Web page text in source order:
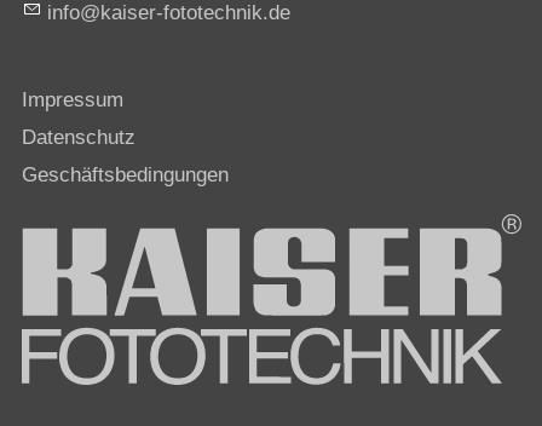
nf
k s r-f t t chn k d
Impressum
Datenschutz
Geschäftsbedingungen